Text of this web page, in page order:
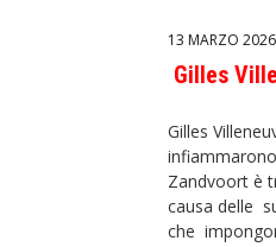
13 MARZO 2026
Gilles
Gilles
Zandvoort è
causa delle
che